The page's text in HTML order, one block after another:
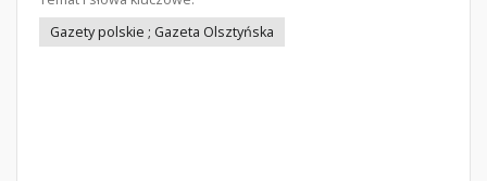
Gazety polskie ; Gazeta Olsztyńska